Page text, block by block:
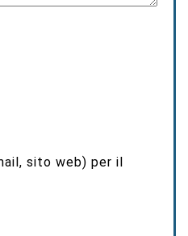
sito web) per il